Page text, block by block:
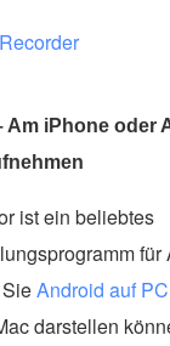
Am iPhone oder
ist ein beliebtes
SieAndroid auf
darstellen